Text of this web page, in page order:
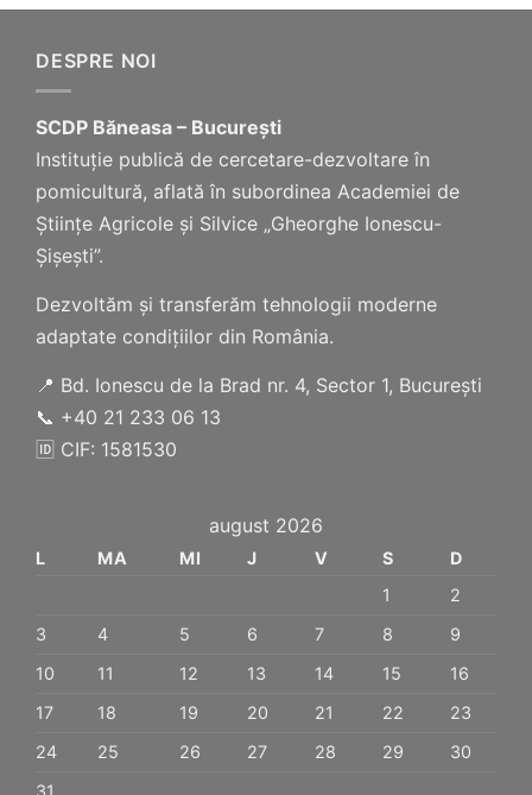
DESPRE NOI
SCDP Băneasa – București
Instituție publică de cercetare-dezvoltare în
pomicultură, aflată în subordinea Academiei de
Științe Agricole și Silvice „Gheorghe Ionescu-
Șișești”.
Dezvoltăm și transferăm tehnologii moderne
adaptate condițiilor din România.
📍 Bd. Ionescu de la Brad nr. 4, Sector 1, București
📞 +40 21 233 06 13
🆔 CIF: 1581530
august 2026
L MA MI J V S
D
1
2
3
4 5 6 7 8
9
10
11 12 13 14 15
16
17
18 19 20 21 22
23
24
25 26 27 28 29
30
31